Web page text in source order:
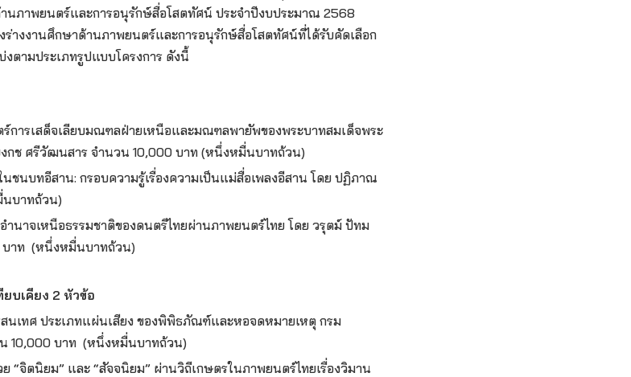
นภาพยนตร์และการอนุรักษ์สื่อโสตทัศน์ ประจำปีงบประมาณ 2568
ร่างงานศึกษาด้านภาพยนตร์และการอนุรักษ์สื่อโสตทัศน์ที่ได้รับคัดเลือก
ตามประเภทรูปแบบโครงการ ดังนี้
การเสด็จเลียบมณฑลฝ่ายเหนือและมณฑลพายัพของพระบาทสมเด็จพระ
งกช ศรีวัฒนสาร จำนวน 10,000 บาท (หนึ่งหมื่นบาทถ้วน)
ชนบทอีสาน: กรอบความรู้เรื่องความเป็นแม่สื่อเพลงอีสาน โดย ปฏิภาณ
นบาทถ้วน)
ำนาจเหนือธรรมชาติของดนตรีไทยผ่านภาพยนตร์ไทย โดย วรุตม์ ปัทม
บาท (หนึ่งหมื่นบาทถ้วน)
บเคียง 2 หัวข้อ
นเทศ ประเภทแผ่นเสียง ของพิพิธภัณฑ์และหอจดหมายเหตุ กรม
10,000 บาท (หนึ่งหมื่นบาทถ้วน)
“จิตนิยม” และ “สัจจนิยม” ผ่านวิถีเกษตรในภาพยนตร์ไทยเรื่องวิมาน